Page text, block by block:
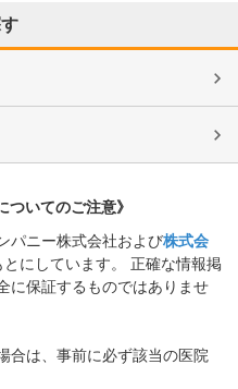
ついてのご注意》
パニー株式会社および株式会
にしています。 正確な情報掲
に保証するものではありませ
合は、事前に必ず該当の医院